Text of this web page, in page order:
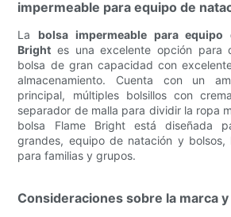
impermeable para equipo de
La bolsa impermeable para equipo
Bright es una excelente opción para
bolsa de gran capacidad con
almacenamiento. Cuenta con un
principal, múltiples bolsillos con
separador de malla para dividir la ropa
bolsa Flame Bright está diseñada
grandes, equipo de natación y
para familias y grupos.
Consideraciones sobre la marca